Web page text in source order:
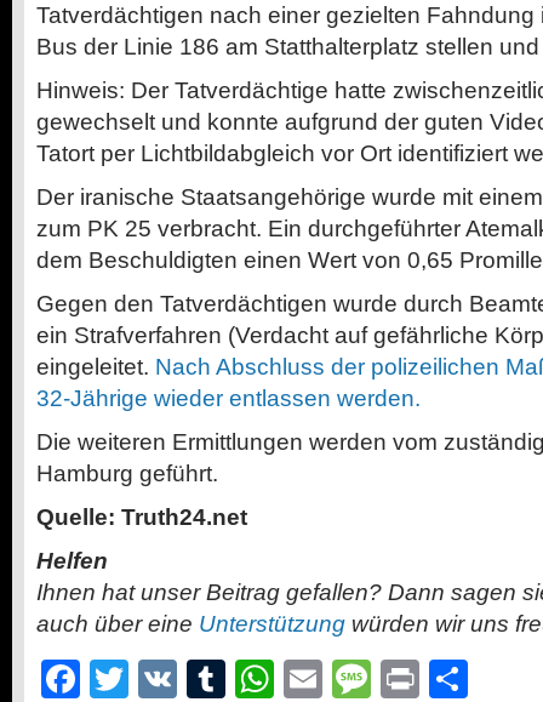
Tatverdächtigen nach einer gezielten
Bus der Linie 186 am Statthalterplatz stellen
Hinweis: Der Tatverdächtige hatte
gewechselt und konnte aufgrund der guten
Tatort per Lichtbildabgleich vor Ort identifiziert
Der iranische Staatsangehörige wurde mit
zum PK 25 verbracht. Ein durchgeführter
dem Beschuldigten einen Wert von 0,65
Gegen den Tatverdächtigen wurde durch
ein Strafverfahren (Verdacht auf gefährliche
eingeleitet. Nach Abschluss der polizeilichen
32-Jährige wieder entlassen werden.
Die weiteren Ermittlungen werden vom
Hamburg geführt.
Quelle: Truth24.net
Helfen
Ihnen hat unser Beitrag gefallen? Dann sagen
auch über eine Unterstützung würden wir uns
Facebook
Twitter
VK Tumblr
WhatsApp
EmailMessage
Print